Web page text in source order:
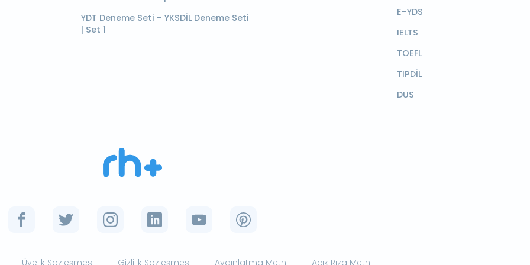
YDT Deneme Seti - YKSDİL Deneme Seti
| Set 1
E-YDS
IELTS
TOEFL
TIPDİL
DUS
Üyelik Sözleşmesi Gizlilik Sözleşmesi Aydınlatma Metni Açık Rıza Metni